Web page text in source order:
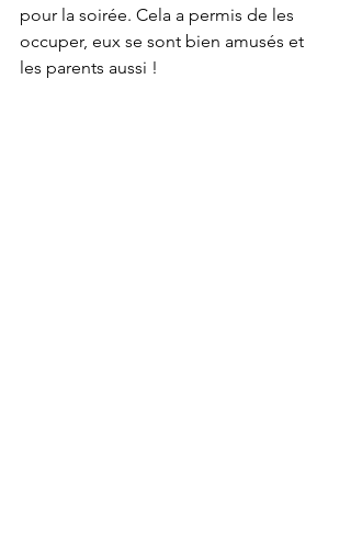
pour la soirée. Cela a permis de les
occuper, eux se sont bien amusés et
les parents aussi !